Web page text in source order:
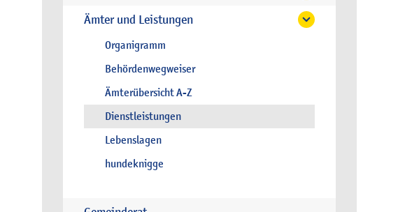
Ämter und Leistungen
Organigramm
Behördenwegweiser
Ämterübersicht A-Z
Dienstleistungen
Lebenslagen
hundeknigge